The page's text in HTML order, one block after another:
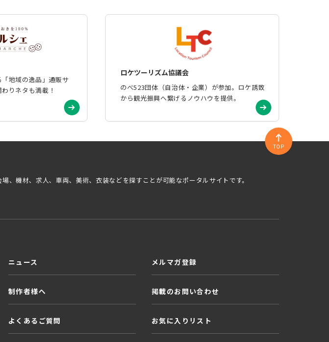
地域の逸品」通販サ
りネタも満載！
ロケツーリズム協議会
のべ523団体（自治体・企業）が参加。ロケ誘致
から観光振興へ繋げるノウハウを提供。
TOP
、機材、求人、車両、美術、衣装などを探すことが可能なポータルサイトです。
ニュース
制作者様へ
よくあるご質問
メルマガ登録
掲載のお問い合わせ
お気に入りリスト